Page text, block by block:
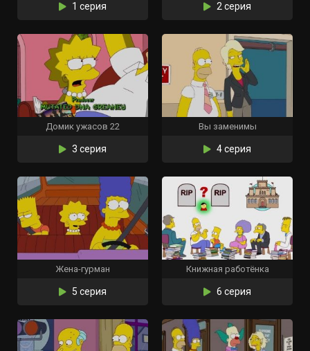
1 серия 2 серия
Домик ужасов 22
3 серия
Вы заменимы
4 серия
Жена-гурман
5 серия
Книжная работёнка
6 серия